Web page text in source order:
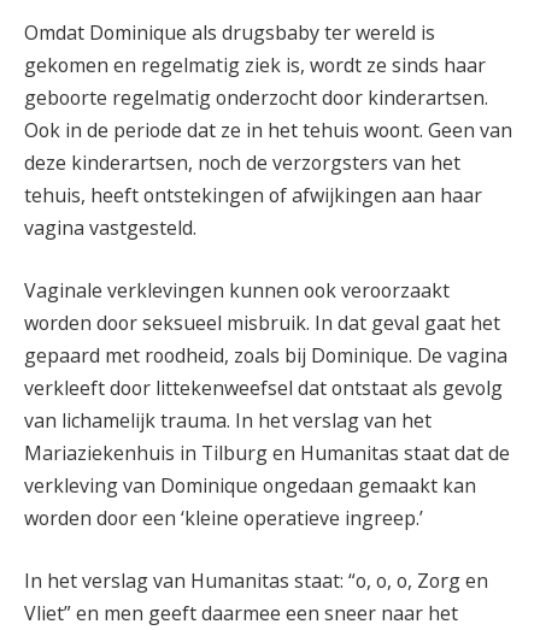
Omdat Dominique als drugsbaby ter wereld is
gekomen en regelmatig ziek is, wordt ze sinds haar
geboorte regelmatig onderzocht door kinderartsen.
Ook in de periode dat ze in het tehuis woont. Geen van
deze kinderartsen, noch de verzorgsters van het
tehuis, heeft ontstekingen of afwijkingen aan haar
vagina vastgesteld.
Vaginale verklevingen kunnen ook veroorzaakt
worden door seksueel misbruik. In dat geval gaat het
gepaard met roodheid, zoals bij Dominique. De vagina
verkleeft door littekenweefsel dat ontstaat als gevolg
van lichamelijk trauma. In het verslag van het
Mariaziekenhuis in Tilburg en Humanitas staat dat de
verkleving van Dominique ongedaan gemaakt kan
worden door een ‘kleine operatieve ingreep.’
In het verslag van Humanitas staat: “o, o, o, Zorg en
Vliet” en men geeft daarmee een sneer naar het